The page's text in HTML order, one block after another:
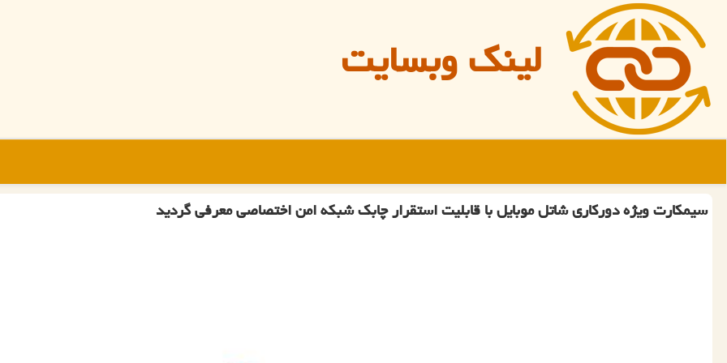
لینک وبسایت
سیمكارت ویژه دوركاری شاتل موبایل با قابلیت استقرار چابك شبكه امن اختصاصی معرفی گردید